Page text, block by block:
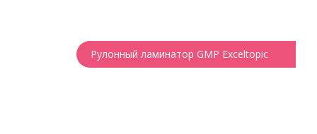
Рулонный ламинатор GMP Exceltopic